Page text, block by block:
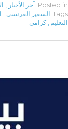
Posted in: آخر الأخبار
Tags: السفير الفرنسي
التعليم
كرامي